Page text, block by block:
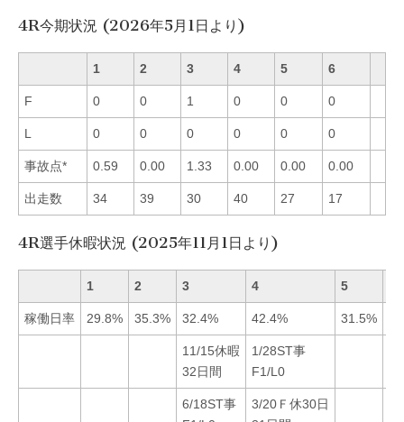
4R今期状況 (2026年5月1日より)
1 2 3 4 5 6
F 0 0 1 0 0 0
L 0 0 0 0 0 0
事故点* 0.59 0.00 1.33 0.00 0.00 0.00
出走数 34 39 30 40 27 17
4R選手休暇状況 (2025年11月1日より)
1 2 3 4 5
稼働日率 29.8% 35.3% 32.4% 42.4% 31.5%
11/15休暇
32日間
1/28ST事
F1/L0
6/18ST事
3/20Ｆ休30日